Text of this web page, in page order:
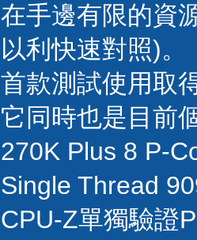
在手邊有限的資
以利快速對照)。
首款測試使用取
它同時也是目前
270K Plus 8 P-
Single Thread
CPU-Z單獨驗證